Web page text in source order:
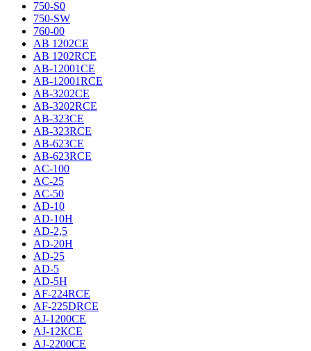
750-S0
750-SW
760-00
AB 1202CE
AB 1202RCE
AB-12001CE
AB-12001RCE
AB-3202CE
AB-3202RCE
AB-323CE
AB-323RCE
AB-623CE
AB-623RCE
AC-100
AC-25
AC-50
AD-10
AD-10H
AD-2,5
AD-20H
AD-25
AD-5
AD-5H
AF-224RCE
AF-225DRCE
AJ-1200CE
AJ-12КCE
AJ-2200CE